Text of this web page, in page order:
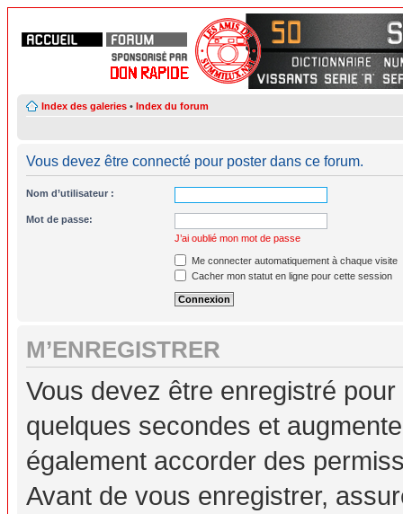
Index des galeries • Index du forum
Vous devez être connecté pour poster dans ce forum.
Nom d’utilisateur :
Mot de passe:
J’ai oublié mon mot de passe
Me connecter automatiquement à chaque visite
Cacher mon statut en ligne pour cette session
M’ENREGISTRER
Vous devez être enregistré
quelques secondes et
également accorder des
Avant de vous enregistrer,